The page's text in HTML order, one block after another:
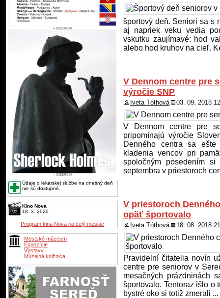
Údaje o lekárskej službe na dnešný deň
nie sú dostupné.
Kino Nova
18. 3. 2020
Program kina Nova na celý mesiac
Mestské múzeum
Expozície
Výstavy
Múzejná knižnica
športový deň. Seniori sa s
aj napriek veku vedia
vskutku zaujímavé: hod
alebo hod kruhov na cieľ.
V Dennom centre pre
výročie SNP
Iveta Tóthová 03. 09. 2018
V Dennom centre pre
pripomínajú výročie
Denného centra sa
kladenia vencov pri
spoločným posedením
septembra v priestoroch
V priestoroch
opäť športovalo
Iveta Tóthová 18. 08. 2018
Pravidelní čitatelia novín
centre pre seniorov v
mesačných prázdninách
športovalo. Tentoraz išlo o
bystré oko si totiž zmerali ...